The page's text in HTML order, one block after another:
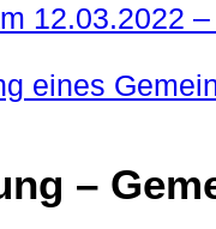
12.03.2022
eines
–